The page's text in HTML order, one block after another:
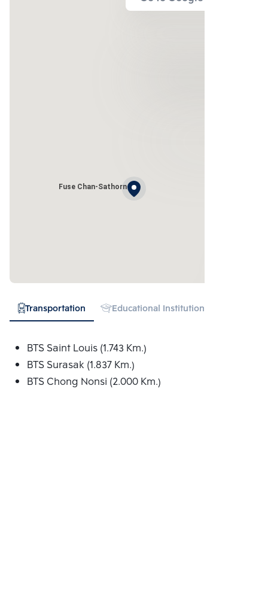
Fuse Chan-Sathorn
Transportation Educational Institution
BTS Saint Louis (1.743 Km.)
BTS Surasak (1.837 Km.)
BTS Chong Nonsi (2.000 Km.)